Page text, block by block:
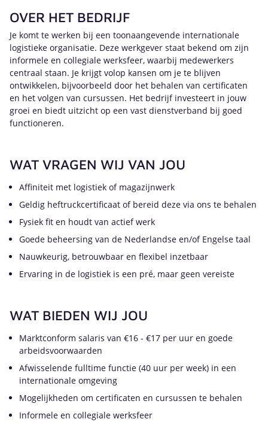
OVER HET BEDRIJF
Je komt te werken bij een toonaangevende internationale
logistieke organisatie. Deze werkgever staat bekend om zijn
informele en collegiale werksfeer, waarbij medewerkers
centraal staan. Je krijgt volop kansen om je te blijven
ontwikkelen, bijvoorbeeld door het behalen van certificaten
en het volgen van cursussen. Het bedrijf investeert in jouw
groei en biedt uitzicht op een vast dienstverband bij goed
functioneren.
WAT VRAGEN WIJ VAN JOU
Affiniteit met logistiek of magazijnwerk
Geldig heftruckcertificaat of bereid deze via ons te behalen
Fysiek fit en houdt van actief werk
Goede beheersing van de Nederlandse en/of Engelse taal
Nauwkeurig, betrouwbaar en flexibel inzetbaar
Ervaring in de logistiek is een pré, maar geen vereiste
WAT BIEDEN WIJ JOU
Marktconform salaris van €16 - €17 per uur en goede
arbeidsvoorwaarden
Afwisselende fulltime functie (40 uur per week) in een
internationale omgeving
Mogelijkheden om certificaten en cursussen te behalen
Informele en collegiale werksfeer